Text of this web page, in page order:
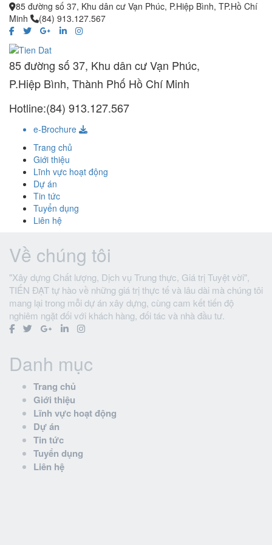
85 đường số 37, Khu dân cư Vạn Phúc, P.Hiệp Bình, TP.Hồ Chí
Minh
(84) 913.127.567
85 đường số 37, Khu dân cư Vạn Phúc,
P.Hiệp Bình, Thành Phố Hồ Chí Minh
Hotline:(84) 913.127.567
e-Brochure
Trang chủ
Giới thiệu
Lĩnh vực hoạt động
Dự án
Tin tức
Tuyển dụng
Liên hệ
Về chúng tôi
"Xây dựng Chất lượng, Dịch vụ Trung thực, Giá trị Tuyệt vời",
TIẾN ĐẠT tự hào về những giá trị thực tế và lâu dài mà chúng tôi
mang lại trong mỗi dự án xây dựng, cùng cam kết tiến độ
nghiêm ngặt đối với khách hàng, đối tác và nhà đầu tư.
Danh mục
Trang chủ
Giới thiệu
Lĩnh vực hoạt động
Dự án
Tin tức
Tuyển dụng
Liên hệ